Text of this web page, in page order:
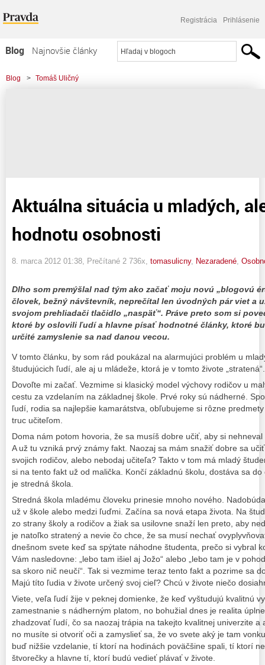
Registrácia Prihlásenie
Blog
Najnovšie články
Najčítanejšie články
Blog > Tomáš Uličný
Aktuálna situácia u mladých,
hodnotu osobnosti
8. marca 2012 01:38 , Prečítané 2 736x, tomasulicny, Nezaradené
Dlho som premýšlal nad tým ako začať moju novú „blogovú
človek, bežný návštevník, neprečítal len úvodných pár viet a
svojom prehliadači tlačidlo „naspäť“. Práve preto som si
ktoré by oslovili ľudí a hlavne písať hodnotné články, ktoré
určité zamyslenie sa nad danou vecou.
V tomto článku, by som rád poukázal na alarmujúci problém u
študujúcich ľudí, ale aj u mládeže, ktorá je v tomto živote „stratená“.
Dovoľte mi začať. Vezmime si klasický model výchovy rodičov u
cestu za vzdelaním na základnej škole. Prvé roky sú nádherné.
ľudí, rodia sa najlepšie kamarátstva, obľubujeme si rôzne
truc učiteľom.
Doma nám potom hovoria, že sa musíš dobre učiť, aby si
A už tu vzniká prvý známy fakt. Naozaj sa mám snažiť dobre sa
svojich rodičov, alebo nebodaj učiteľa? Takto v tom má mladý
si na tento fakt už od malička. Končí základnú školu, dostáva sa do
je stredná škola.
Stredná škola mladému človeku prinesie mnoho nového.
už v škole alebo medzi ľuďmi. Začína sa nová etapa života. Na
zo strany školy a rodičov a žiak sa usilovne snaží len preto, aby
je natoľko stratený a nevie čo chce, že sa musí nechať
dnešnom svete keď sa spýtate náhodne študenta, prečo si vybral
Vám nasledovne: „lebo tam išiel aj Jožo“ alebo „lebo tam je v
sa skoro nič neučí“. Tak si vezmime teraz tento fakt a pozrime sa
Majú títo ľudia v živote určený svoj cieľ? Chcú v živote niečo
Viete, veľa ľudí žije v peknej domienke, že keď vyštudujú kvalitnú
zamestnanie s nádherným platom, no bohužial dnes je realita
zhadzovať ľudí, čo sa naozaj trápia na takejto kvalitnej univerzite a
no musíte si otvoriť oči a zamyslieť sa, že vo svete aký je tam
buď nižšie vzdelanie, tí ktorí na hodinách poväčšine spali, tí ktorí
štvorečky a hlavne tí, ktorí budú vedieť plávať v živote.